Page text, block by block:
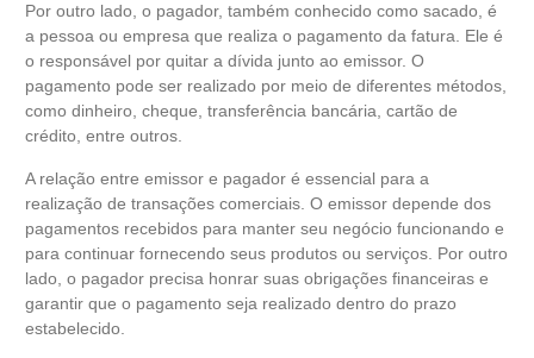
Por outro lado, o pagador, também conhecido como sacado, é
a pessoa ou empresa que realiza o pagamento da fatura. Ele é
o responsável por quitar a dívida junto ao emissor. O
pagamento pode ser realizado por meio de diferentes métodos,
como dinheiro, cheque, transferência bancária, cartão de
crédito, entre outros.
A relação entre emissor e pagador é essencial para a
realização de transações comerciais. O emissor depende dos
pagamentos recebidos para manter seu negócio funcionando e
para continuar fornecendo seus produtos ou serviços. Por outro
lado, o pagador precisa honrar suas obrigações financeiras e
garantir que o pagamento seja realizado dentro do prazo
estabelecido.